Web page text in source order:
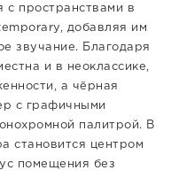
с пространствами в
добавляя им
звучание. Благодаря
и в неоклассике,
а чёрная
с графичными
палитрой. В
становится центром
помещения без